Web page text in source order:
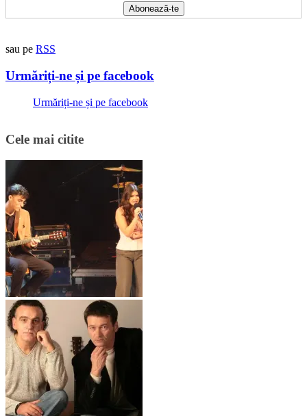
sau pe RSS
Urmăriți-ne și pe facebook
Urmăriți-ne și pe facebook
Cele mai citite